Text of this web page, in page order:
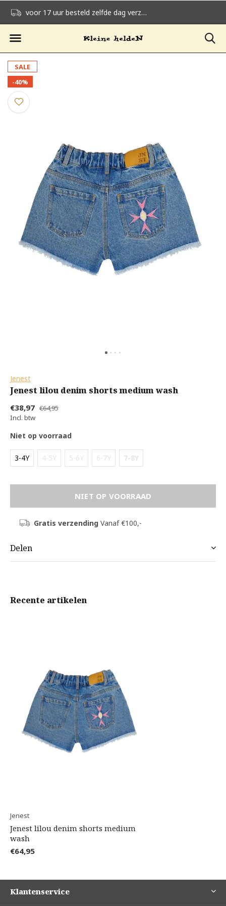
voor 17 uur besteld zelfde dag verzonden
SALE
-40%
Jenest
Jenest lilou denim shorts medium wash
€38,97 €64,95
Incl. btw
Niet op voorraad
3-4Y 4-5Y 5-6Y 6-7Y 7-8Y
NIET OP VOORRAAD
Gratis verzendingVanaf €100,-
Delen
Recente artikelen
Jenest
Jenest lilou denim shorts medium
wash
€64,95
Klantenservice